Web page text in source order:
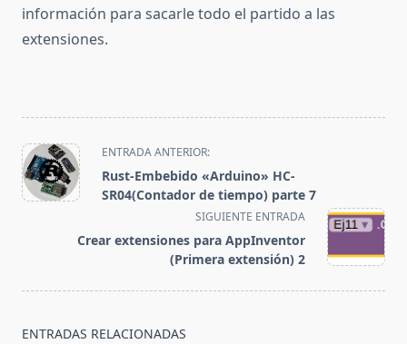
información para sacarle todo el partido a las
extensiones.
<span
class="nav-
subtitle
ENTRADA ANTERIOR:
Rust-Embebido «Arduino» HC-
SR04(Contador de tiempo) parte 7
SIGUIENTE ENTRADA
Crear extensiones para AppInventor
(Primera extensión) 2
ENTRADAS RELACIONADAS